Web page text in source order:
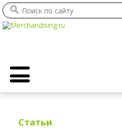
Статьи